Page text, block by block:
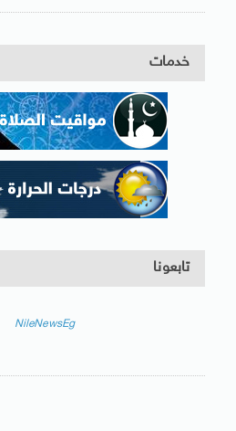
خدمات
تابعونا
NileNewsEg